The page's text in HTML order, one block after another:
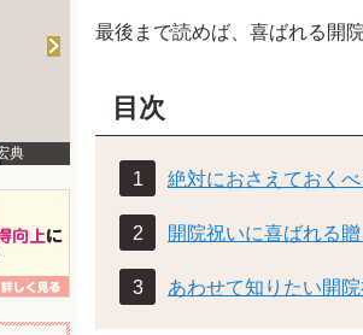
最後まで読めば、喜ばれる開
目次
絶対におさえておく
開院祝いに喜ばれる
あわせて知りたい開
美術家 中津川浩章